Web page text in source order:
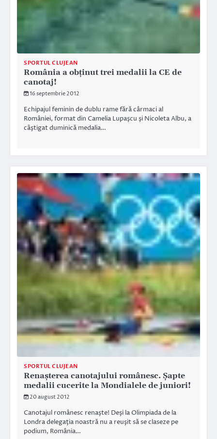
SPORTUL CLUJEAN
România a obţinut trei medalii la CE de
canotaj!
16 septembrie 2012
Echipajul feminin de dublu rame fără cârmaci al
României, format din Camelia Lupaşcu şi Nicoleta Albu, a
câştigat duminică medalia…
SPORTUL CLUJEAN
Renaşterea canotajului românesc. Şapte
medalii cucerite la Mondialele de juniori!
20 august 2012
Canotajul românesc renaşte! Deşi la Olimpiada de la
Londra delegaţia noastră nu a reuşit să se claseze pe
podium, România…